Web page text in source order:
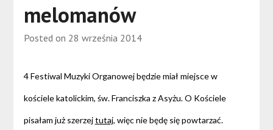
melomanów
Posted on 28 września 2014
4 Festiwal Muzyki Organowej będzie miał miejsce w
kościele katolickim, św. Franciszka z Asyżu. O Kościele
pisałam już szerzejtutaj, więc nie będę się powtarzać.